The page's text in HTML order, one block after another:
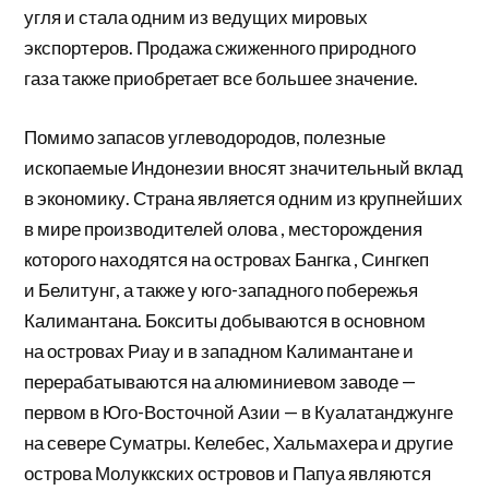
угля и стала одним из ведущих мировых
экспортеров. Продажасжиженного природного
газатакже приобретает все большее значение.
Помимо запасов углеводородов, полезные
ископаемые Индонезии вносят значительный вклад
в экономику. Страна является одним из крупнейших
в мире производителейолова, месторождения
которого находятся на островах Бангка, Сингкеп
и Белитунг,а также у юго-западного побережья
Калимантана. Бокситы добываются в основном
наостровах Риауи в западном Калимантане и
перерабатываются на алюминиевом заводе —
первом в Юго-Восточной Азии — в Куалатанджунге
на севере Суматры. Келебес, Хальмахераи другие
островаМолуккских островови Папуа являются